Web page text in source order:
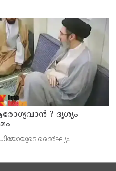
? ദൃശ്യം
ദൈര്‍ഘ്യം.